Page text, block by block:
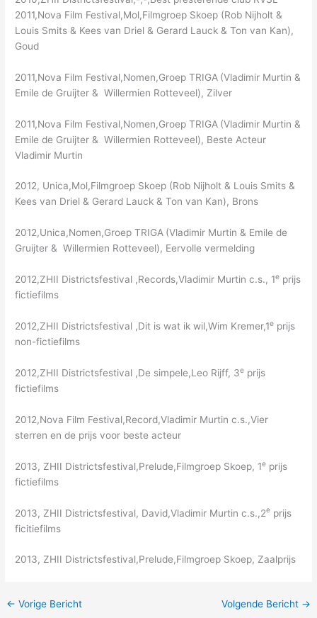
2011,Nova Film Festival,Mol,Filmgroep Skoep (Rob Nijholt &
Louis Smits & Kees van Driel & Gerard Lauck & Ton van Kan),
Goud
2011,Nova Film Festival,Nomen,Groep TRIGA (Vladimir Murtin &
Emile de Gruijter & Willermien Rotteveel), Zilver
2011,Nova Film Festival,Nomen,Groep TRIGA (Vladimir Murtin &
Emile de Gruijter & Willermien Rotteveel), Beste Acteur
Vladimir Murtin
2012, Unica,Mol,Filmgroep Skoep (Rob Nijholt & Louis Smits &
Kees van Driel & Gerard Lauck & Ton van Kan), Brons
2012,Unica,Nomen,Groep TRIGA (Vladimir Murtin & Emile de
Gruijter & Willermien Rotteveel), Eervolle vermelding
2012,ZHII Districtsfestival ,Records,Vladimir Murtin c.s., 1e prijs
fictiefilms
2012,ZHII Districtsfestival ,Dit is wat ik wil,Wim Kremer,1e prijs
non-fictiefilms
2012,ZHII Districtsfestival ,De simpele,Leo Rijff, 3e prijs
fictiefilms
2012,Nova Film Festival,Record,Vladimir Murtin c.s.,Vier
sterren en de prijs voor beste acteur
2013, ZHII Districtsfestival,Prelude,Filmgroep Skoep, 1e prijs
fictiefilms
2013, ZHII Districtsfestival, David,Vladimir Murtin c.s.,2e prijs
ficitiefilms
2013, ZHII Districtsfestival,Prelude,Filmgroep Skoep, Zaalprijs
← Vorige Bericht Volgende Bericht →